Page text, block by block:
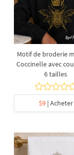
Motif de broderie
Coccinelle avec
6 tailles
$9| Acheter